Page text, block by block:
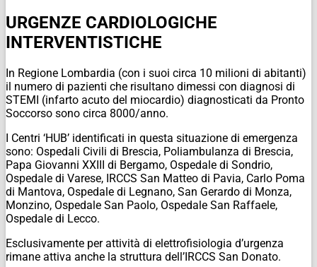
URGENZE CARDIOLOGICHE
INTERVENTISTICHE
In Regione Lombardia (con i suoi circa 10 milioni di abitanti)
il numero di pazienti che risultano dimessi con diagnosi di
STEMI (infarto acuto del miocardio) diagnosticati da Pronto
Soccorso sono circa 8000/anno.
I Centri ‘HUB’ identificati in questa situazione di emergenza
sono: Ospedali Civili di Brescia, Poliambulanza di Brescia,
Papa Giovanni XXIII di Bergamo, Ospedale di Sondrio,
Ospedale di Varese, IRCCS San Matteo di Pavia, Carlo Poma
di Mantova, Ospedale di Legnano, San Gerardo di Monza,
Monzino, Ospedale San Paolo, Ospedale San Raffaele,
Ospedale di Lecco.
Esclusivamente per attività di elettrofisiologia d’urgenza
rimane attiva anche la struttura dell’IRCCS San Donato.